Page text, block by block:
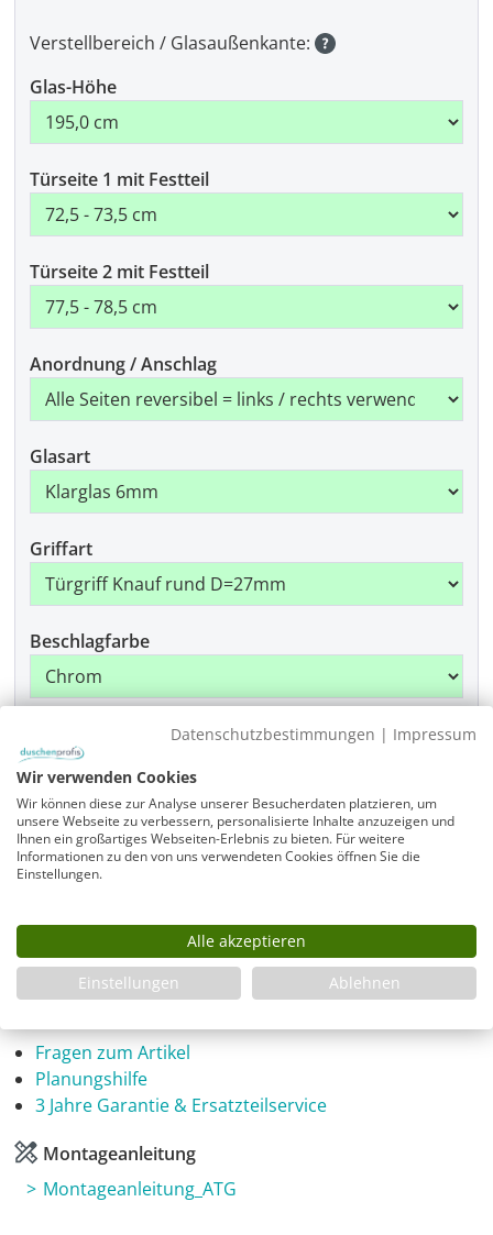
Verstellbereich / Glasaußenkante:
Glas-Höhe
Türseite 1 mit Festteil
Türseite 2 mit Festteil
Anordnung / Anschlag
Glasart
Griffart
Beschlagfarbe
Produkt Anzahl: Gib den gewünschten
In den Warenkorb
A2E7580-1950-725-x-775-x-x-x-ALR-EK6-GR-x-CR
Fragen zum Artikel
Planungshilfe
3 Jahre Garantie & Ersatzteilservice
Montageanleitung
Montageanleitung_ATG
Datenschutzbestimmungen | Impressum
Wir verwenden Cookies
Wir können diese zur Analyse unserer Besucherdaten platzieren, um
unsere Webseite zu verbessern, personalisierte Inhalte anzuzeigen und
Ihnen ein großartiges Webseiten-Erlebnis zu bieten. Für weitere
Informationen zu den von uns verwendeten Cookies öffnen Sie die
Einstellungen.
Alle akzeptieren
Einstellungen
Ablehnen